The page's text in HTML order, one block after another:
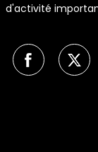
d'activité